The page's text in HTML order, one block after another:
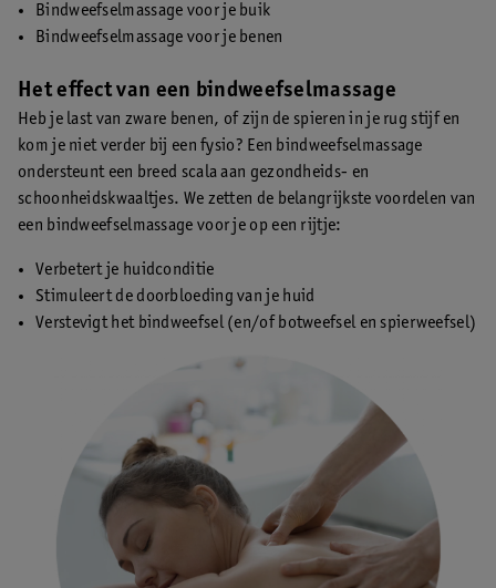
Bindweefselmassage voor je buik
Bindweefselmassage voor je benen
Het effect van een bindweefselmassage
Heb je last van zware benen, of zijn de spieren in je rug stijf en
kom je niet verder bij een fysio? Een bindweefselmassage
ondersteunt een breed scala aan gezondheids- en
schoonheidskwaaltjes. We zetten de belangrijkste voordelen van
een bindweefselmassage voor je op een rijtje:
Verbetert je huidconditie
Stimuleert de doorbloeding van je huid
Verstevigt het bindweefsel (en/of botweefsel en spierweefsel)